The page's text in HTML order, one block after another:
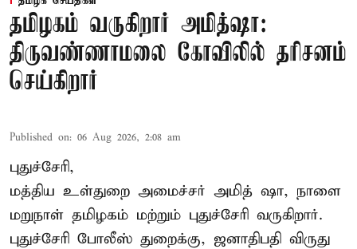
தமிழகம் வருகிறார் அமித்ஷா:
திருவண்ணாமலை கோவிலில் தரிசனம்
செய்கிறார்
Published on: 06 Aug 2026, 2:08 am
புதுச்சேரி,
மத்திய உள்துறை அமைச்சர் அமித் ஷா, நாளை
மறுநாள் தமிழகம் மற்றும் புதுச்சேரி வருகிறார்.
புதுச்சேரி போலீஸ் துறைக்கு, ஜனாதிபதி விருது